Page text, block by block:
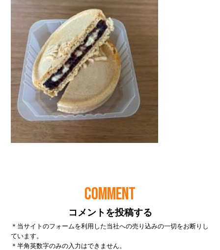
COMMENT
コメントを投稿する
＊当サイトのフォームを利用した当社への売り込みの一切をお断りし
ています。
＊半角英数字のみの入力はできません。